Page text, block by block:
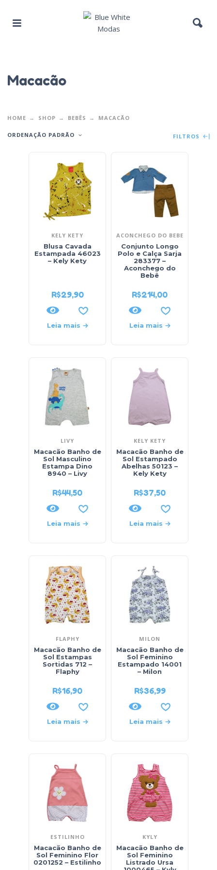
Macacão
HOME SHOP BEBÊS MACACÃO
ORDENAÇÃO PADRÃO FILTROS
KELY KETY
Blusa Cavada
Estampada 46023
– Kely Kety
R$29,90
Leia mais
ACONCHEGO DO BEBE
Conjunto Longo
Polo e Calça Sarja
283377 –
Aconchego do
Bebê
R$214,00
Leia mais
LIVY
Macacão Banho de
Sol Masculino
Estampa Dino
8940 – Livy
R$44,50
Leia mais
KELY KETY
Macacão Banho de
Sol Estampado
Abelhas 50123 –
Kely Kety
R$37,50
Leia mais
FLAPHY
Macacão Banho de
Sol Estampas
Sortidas 712 –
Flaphy
R$16,90
Leia mais
MILON
Macacão Banho de
Sol Feminino
Estampado 14001
– Milon
R$36,99
Leia mais
ESTILINHO
Macacão Banho de
Sol Feminino Flor
0201252 – Estilinho
KYLY
Macacão Banho de
Sol Feminino
Listrado Ursa